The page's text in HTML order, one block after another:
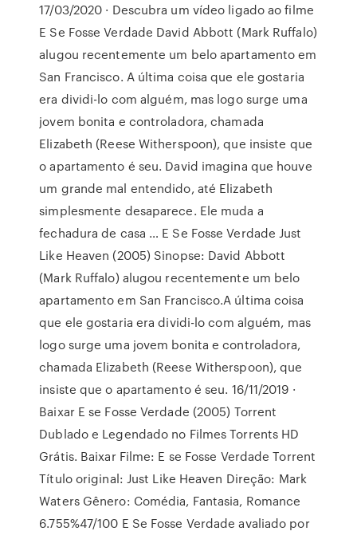
17/03/2020 · Descubra um vídeo ligado ao filme
E Se Fosse Verdade David Abbott (Mark Ruffalo)
alugou recentemente um belo apartamento em
San Francisco. A última coisa que ele gostaria
era dividi-lo com alguém, mas logo surge uma
jovem bonita e controladora, chamada
Elizabeth (Reese Witherspoon), que insiste que
o apartamento é seu. David imagina que houve
um grande mal entendido, até Elizabeth
simplesmente desaparece. Ele muda a
fechadura de casa … E Se Fosse Verdade Just
Like Heaven (2005) Sinopse: David Abbott
(Mark Ruffalo) alugou recentemente um belo
apartamento em San Francisco.A última coisa
que ele gostaria era dividi-lo com alguém, mas
logo surge uma jovem bonita e controladora,
chamada Elizabeth (Reese Witherspoon), que
insiste que o apartamento é seu. 16/11/2019 ·
Baixar E se Fosse Verdade (2005) Torrent
Dublado e Legendado no Filmes Torrents HD
Grátis. Baixar Filme: E se Fosse Verdade Torrent
Título original: Just Like Heaven Direção: Mark
Waters Gênero: Comédia, Fantasia, Romance
6.755%47/100 E Se Fosse Verdade avaliado por